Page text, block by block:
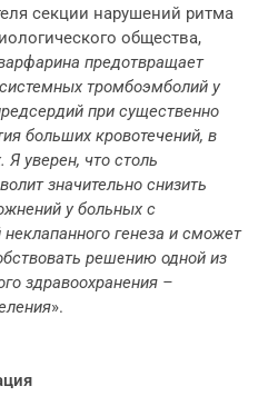
секции нарушений ритма
общества,
предотвращает
тромбоэмболий у
при существенно
больших кровотечений, в
Я уверен, что столь
значительно снизить
у больных с
генеза и сможет
решению одной из
здравоохранения –
».